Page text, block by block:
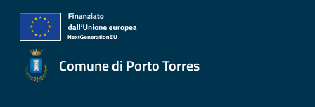
Comune di Porto Torres